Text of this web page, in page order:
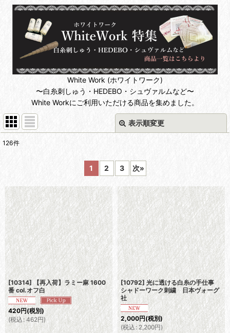
White Work (ホワイトワーク)
〜白糸刺しゅう・HEDEBO・シュヴァルムなど〜
White Workにご利用いただける商品を集めました。
表示順変更
絞り込む
126件
1 2 3 次»
[10314] 【再入荷】ラミー麻 1600
番 col.オフ白
420円(税別)
(税込: 462円)
[10792] 光に透ける白糸の手仕事
シャドーワーク刺繍 日本ヴォーグ
社
2,000円(税別)
(税込 : 2,200円)